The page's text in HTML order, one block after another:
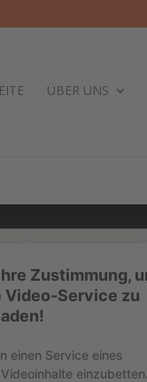
ÜBER UNS
Zustimmung,
Video-Service zu
einen Service eines
einzubetten.